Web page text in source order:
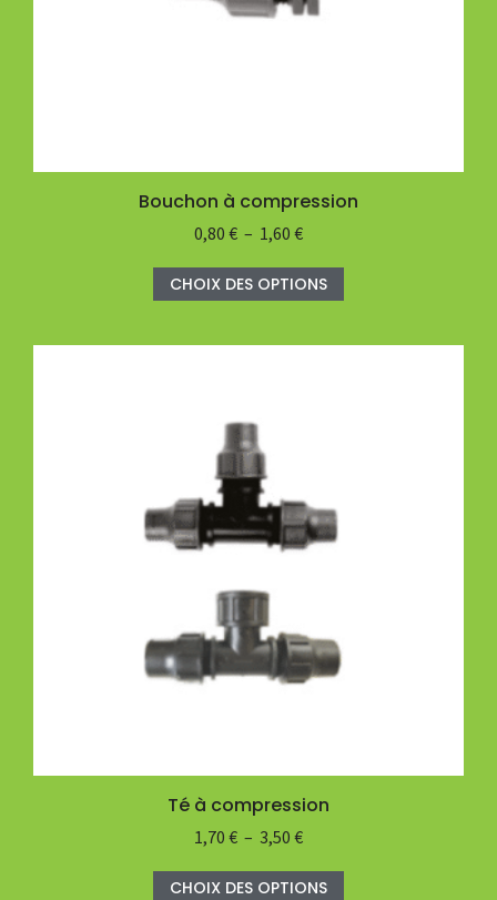
Bouchon à compression
0,80 € – 1,60 €
CHOIX DES OPTIONS
Té à compression
1,70 € – 3,50 €
CHOIX DES OPTIONS